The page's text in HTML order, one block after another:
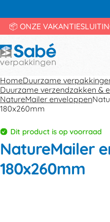
📦 ONZE
HomeDuurzame
Duurzame verzendzakken &
NatureMailer enveloppen
180x260mm
Dit product is op voorraad
NatureMailer
180x260mm